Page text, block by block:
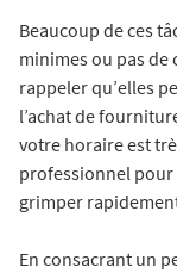
Beaucoup de ces
minimes ou pas de
rappeler qu’elles
l’achat de
votre horaire est
professionnel pour
grimper
En consacrant un